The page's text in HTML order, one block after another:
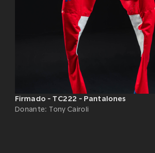
Firmado - TC222 - Pantalones
Donante: Tony Cairoli